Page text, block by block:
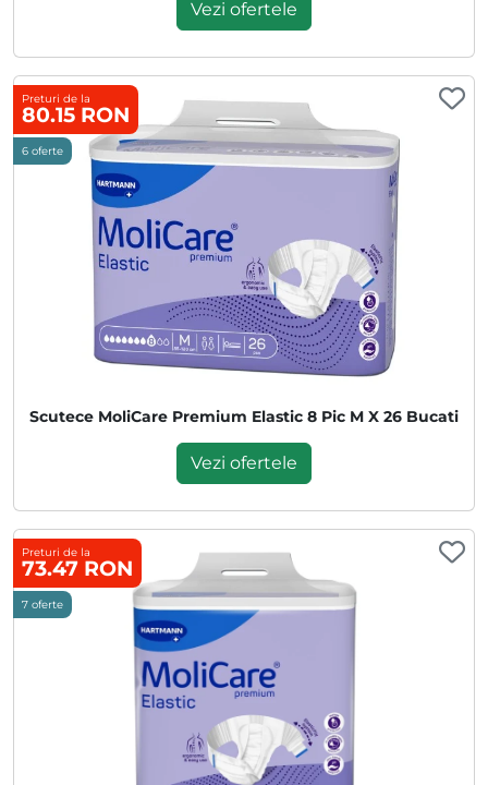
Vezi ofertele
Scutece MoliCare Premium Elastic 8 Pic M X 26 Bucati
Preturi de la
80.15 RON
6 oferte
Vezi ofertele
Preturi de la
73.47 RON
7 oferte